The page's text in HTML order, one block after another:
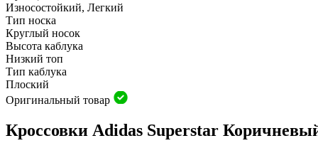
Износостойкий, Легкий
Тип носка
Круглый носок
Высота каблука
Низкий топ
Тип каблука
Плоский
Оригинальный товар
Кроссовки Adidas Superstar